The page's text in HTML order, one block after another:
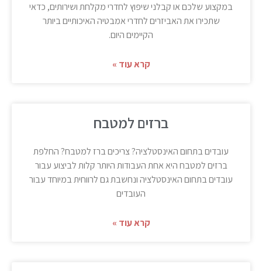
במקצוע שלכם או קבלני שיפוץ לחדרי מקלחת ושירותים, כדאי
שתכירו את האביזרים לחדרי אמבטיה האיכותיים ביותר
הקיימים היום.
קרא עוד »
ברזים למטבח
עובדים בתחום האינסטלציה? צריכים ברז למטבח? החלפת
ברזים למטבח היא אחת העבודות היותר קלות לביצוע עבור
עובדים בתחום האינסטלציה ונחשבת גם לרווחית במיוחד עבור
העובדים
קרא עוד »